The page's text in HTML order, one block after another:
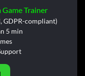
Game Trainer
GDPR-compliant)
5 min